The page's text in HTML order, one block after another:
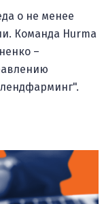
о не менее
Команда Hurma
–